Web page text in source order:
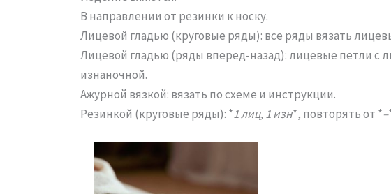
В направлении от резинки к носку.
Лицевой гладью (круговые ряды): все ряды вязать
Лицевой гладью (ряды вперед-назад): лицевые петли с
изнаночной.
Ажурной вязкой: вязать по схеме и инструкции.
Резинкой (круговые ряды): *1 лиц, 1 изн*, повторять от *–